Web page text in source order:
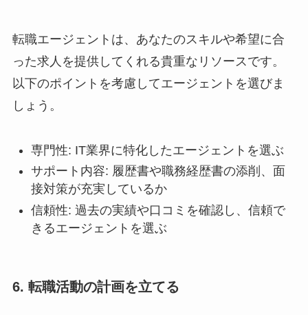
転職エージェントは、あなたのスキルや希望に合
った求人を提供してくれる貴重なリソースです。
以下のポイントを考慮してエージェントを選びま
しょう。
専門性: IT業界に特化したエージェントを選ぶ
サポート内容: 履歴書や職務経歴書の添削、面
接対策が充実しているか
信頼性: 過去の実績や口コミを確認し、信頼で
きるエージェントを選ぶ
6. 転職活動の計画を立てる